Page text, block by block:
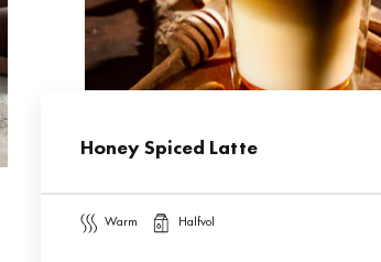
Honey Spiced Latte
warm halfvol